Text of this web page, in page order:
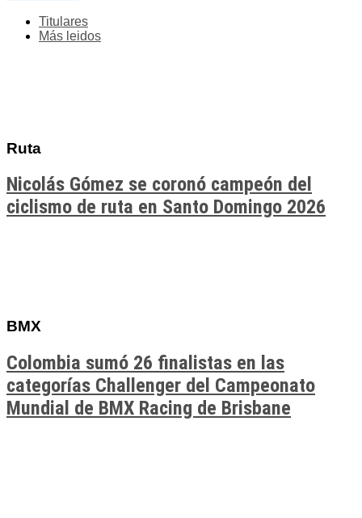
Titulares
Más leidos
Ruta
Nicolás Gómez se coronó campeón del
ciclismo de ruta en Santo Domingo 2026
BMX
Colombia sumó 26 finalistas en las
categorías Challenger del Campeonato
Mundial de BMX Racing de Brisbane